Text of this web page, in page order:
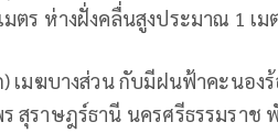
มตร ห่างฝั่งคลื่นสูงประมาณ 1 เม
เมฆบางส่วน กับมีฝนฟ้าคะนอง
สุราษฎร์ธานี นครศรีธรรมราช